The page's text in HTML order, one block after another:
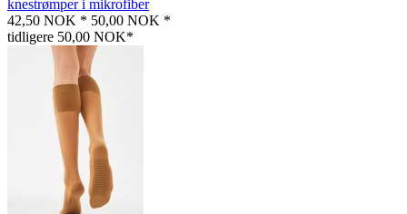
knestrømper i mikrofiber
42,50 NOK * 50,00 NOK *
tidligere 50,00 NOK*